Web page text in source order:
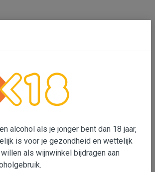
Wijnen, De Confrerie en Wijnkado
Bedrijventerrein 'De Vutter'
De Beverspijken 20 L
ED 's-Hertogenbosch (Engelen)
M 06-22993764
e-mail: Wouter Bensdorp
alcohol als je jonger bent dan 18 jaar,
is voor je gezondheid en wettelijk
als wijnwinkel bijdragen aan